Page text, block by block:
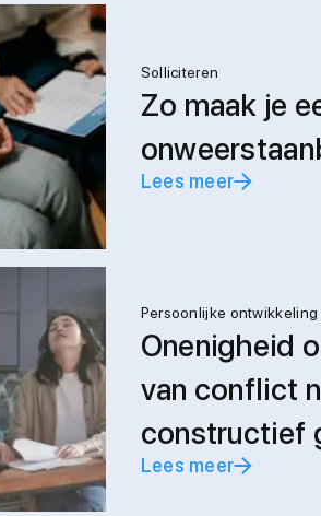
Solliciteren
Zo maak je
Lees meer
Persoonlijke ontwikkeling
Onenigheid
van conflict
constructief
Lees meer